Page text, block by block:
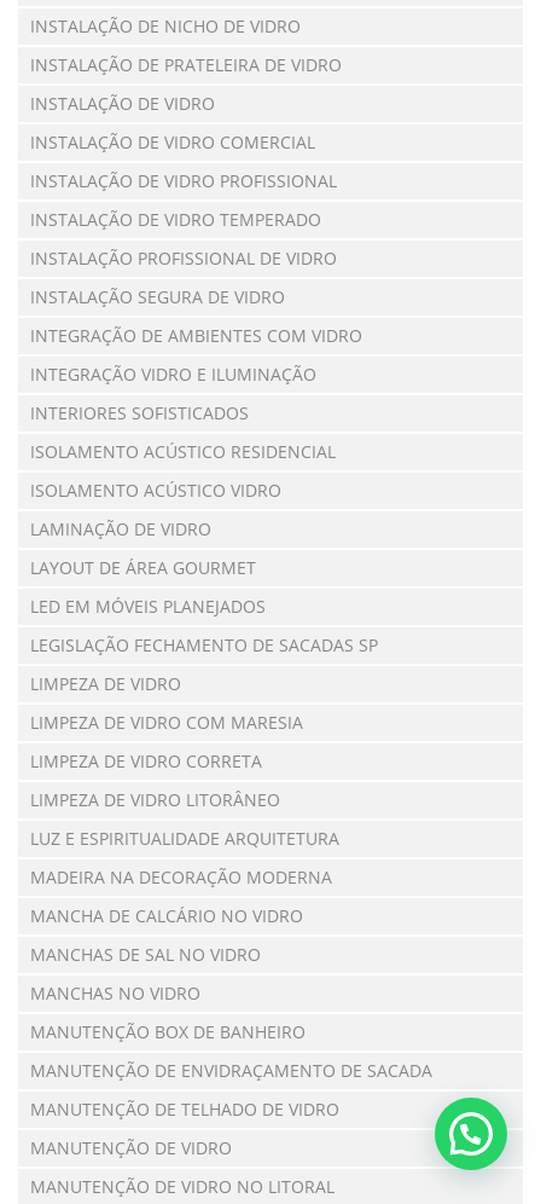
INSTALAÇÃO DE NICHO DE VIDRO
INSTALAÇÃO DE PRATELEIRA DE VIDRO
INSTALAÇÃO DE VIDRO
INSTALAÇÃO DE VIDRO COMERCIAL
INSTALAÇÃO DE VIDRO PROFISSIONAL
INSTALAÇÃO DE VIDRO TEMPERADO
INSTALAÇÃO PROFISSIONAL DE VIDRO
INSTALAÇÃO SEGURA DE VIDRO
INTEGRAÇÃO DE AMBIENTES COM VIDRO
INTEGRAÇÃO VIDRO E ILUMINAÇÃO
INTERIORES SOFISTICADOS
ISOLAMENTO ACÚSTICO RESIDENCIAL
ISOLAMENTO ACÚSTICO VIDRO
LAMINAÇÃO DE VIDRO
LAYOUT DE ÁREA GOURMET
LED EM MÓVEIS PLANEJADOS
LEGISLAÇÃO FECHAMENTO DE SACADAS SP
LIMPEZA DE VIDRO
LIMPEZA DE VIDRO COM MARESIA
LIMPEZA DE VIDRO CORRETA
LIMPEZA DE VIDRO LITORÂNEO
LUZ E ESPIRITUALIDADE ARQUITETURA
MADEIRA NA DECORAÇÃO MODERNA
MANCHA DE CALCÁRIO NO VIDRO
MANCHAS DE SAL NO VIDRO
MANCHAS NO VIDRO
MANUTENÇÃO BOX DE BANHEIRO
MANUTENÇÃO DE ENVIDRAÇAMENTO DE SACADA
MANUTENÇÃO DE TELHADO DE VIDRO
MANUTENÇÃO DE VIDRO
MANUTENÇÃO DE VIDRO NO LITORAL